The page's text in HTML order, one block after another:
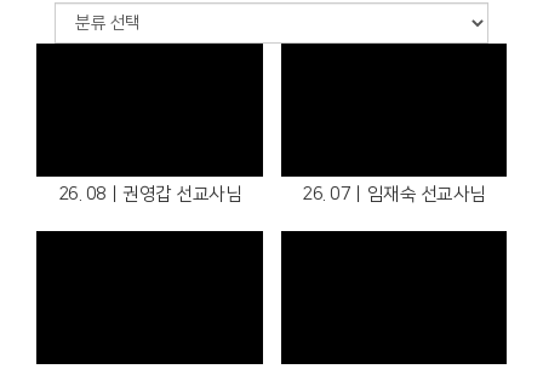
26. 08ㅣ권영갑 선교사님 26. 07ㅣ임재숙 선교사님